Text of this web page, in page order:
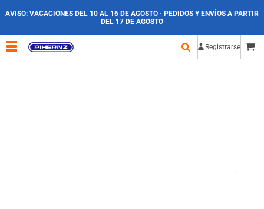
AVISO: VACACIONES DEL 10 AL 16 DE AGOSTO · PEDIDOS Y ENVÍOS A PARTIR
DEL 17 DE AGOSTO
Registrarse